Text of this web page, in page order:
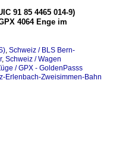
91 85 4465 014-9)
4064 Enge im
Schweiz / BLS Bern-
, Schweiz / Wagen
/ GPX - GoldenPasss
Erlenbach-Zweisimmen-Bahn